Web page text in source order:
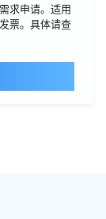
求申请。适用
票。具体请查